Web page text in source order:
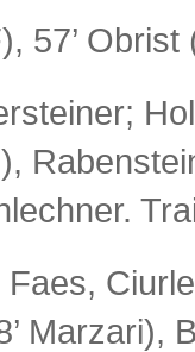
57’
Marzari),